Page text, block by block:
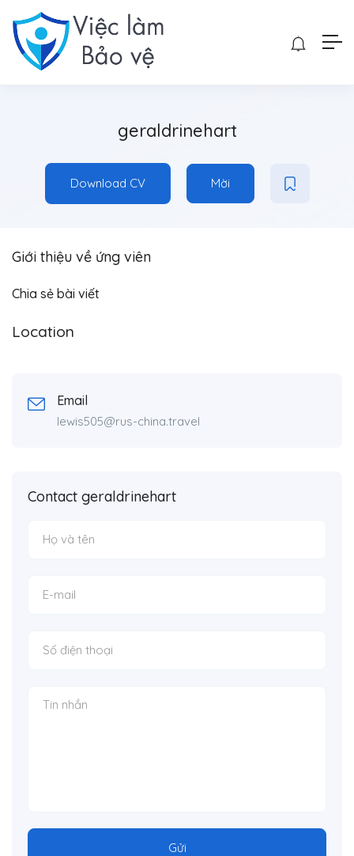
geraldrinehart
Download CV Mời
Giới thiệu về ứng viên
Chia sẻ bài viết
Location
Email
lewis505@rus-china.travel
Contact geraldrinehart
Gửi